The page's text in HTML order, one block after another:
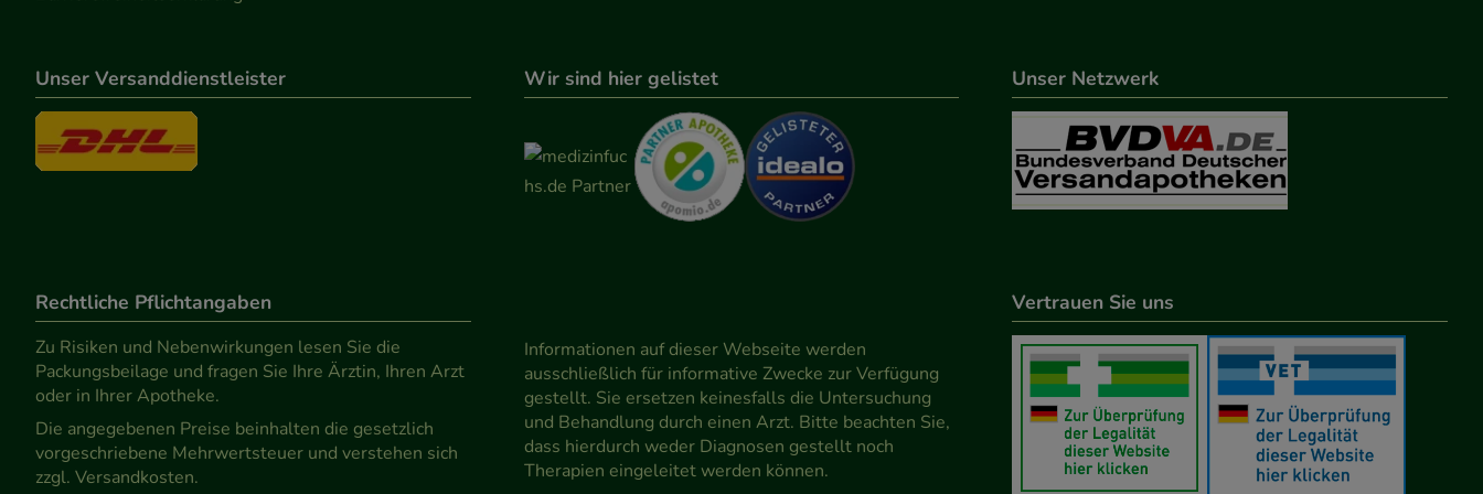
Unser Versanddienstleister Wir sind hier gelistet Unser Netzwerk
Rechtliche Pflichtangaben
Zu Risiken und Nebenwirkungen lesen Sie die
Packungsbeilage und fragen Sie Ihre Ärztin, Ihren Arzt
oder in Ihrer Apotheke.
Die angegebenen Preise beinhalten die gesetzlich
vorgeschriebene Mehrwertsteuer und verstehen sich
zzgl. Versandkosten.
Informationen auf dieser Webseite werden
ausschließlich für informative Zwecke zur Verfügung
gestellt. Sie ersetzen keinesfalls die Untersuchung
und Behandlung durch einen Arzt. Bitte beachten Sie,
dass hierdurch weder Diagnosen gestellt noch
Therapien eingeleitet werden können.
Vertrauen Sie uns